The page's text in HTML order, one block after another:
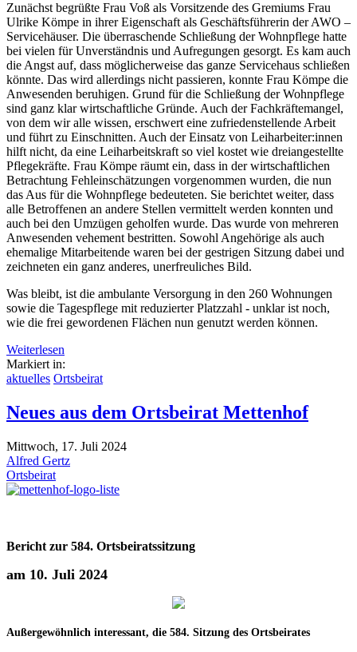
Zunächst begrüßte Frau Voß als Vorsitzende des Gremiums Frau
Ulrike Kömpe in ihrer Eigenschaft als Geschäftsführerin der AWO –
Servicehäuser. Die überraschende Schließung der Wohnpflege hatte
bei vielen für Unverständnis und Aufregungen gesorgt. Es kam auch
die Angst auf, dass möglicherweise das ganze Servicehaus schließen
könnte. Das wird allerdings nicht passieren, konnte Frau Kömpe die
Anwesenden beruhigen. Grund für die Schließung der Wohnpflege
sind ganz klar wirtschaftliche Gründe. Auch der Fachkräftemangel,
von dem wir alle wissen, erschwert eine zufriedenstellende Arbeit
und führt zu Einschnitten. Auch der Einsatz von Leiharbeiter:innen
hilft nicht, da eine Leiharbeitskraft so viel kostet wie dreiangestellte
Pflegekräfte. Frau Kömpe räumt ein, dass in der wirtschaftlichen
Betrachtung Fehleinschätzungen vorgenommen wurden, die nun
das Aus für die Wohnpflege bedeuteten. Sie berichtet weiter, dass
alle Betroffenen an andere Stellen vermittelt werden konnten und
auch bei den Umzügen geholfen wurde. Das wurde von mehreren
Anwesenden vehement bestritten. Sowohl Angehörige als auch
ehemalige Mitarbeitende waren bei der gestrigen Sitzung dabei und
zeichneten ein ganz anderes, unerfreuliches Bild.
Was bleibt, ist die ambulante Versorgung in den 260 Wohnungen
sowie die Tagespflege mit reduzierter Platzzahl - unklar ist noch,
wie die frei gewordenen Flächen nun genutzt werden können.
Weiterlesen
Markiert in:
aktuelles Ortsbeirat
Neues aus dem Ortsbeirat Mettenhof
Mittwoch, 17. Juli 2024
Alfred Gertz
Ortsbeirat
Bericht zur 584. Ortsbeiratssitzung
am 10. Juli 2024
Außergewöhnlich interessant, die 584. Sitzung des Ortsbeirates